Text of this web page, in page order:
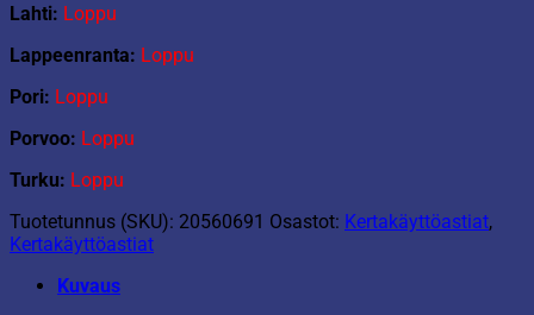
Lahti: Loppu
Lappeenranta: Loppu
Pori: Loppu
Porvoo: Loppu
Turku: Loppu
Tuotetunnus (SKU): 20560691 Osastot: Kertakäyttöastiat,
Kertakäyttöastiat
Kuvaus